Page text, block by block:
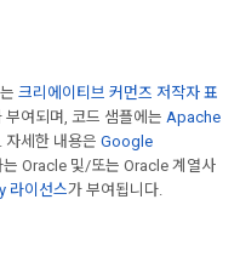
크리에이티브 커먼즈 저작자 표
부여되며, 코드 샘플에는 Apache
자세한 내용은 Google
는 Oracle 및/또는 Oracle 계열사
라이선스가 부여됩니다.